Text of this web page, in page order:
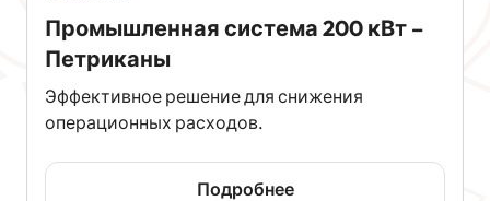
Промышленная система 200 кВт –
Петриканы
Эффективное решение для снижения
операционных расходов.
Подробнее